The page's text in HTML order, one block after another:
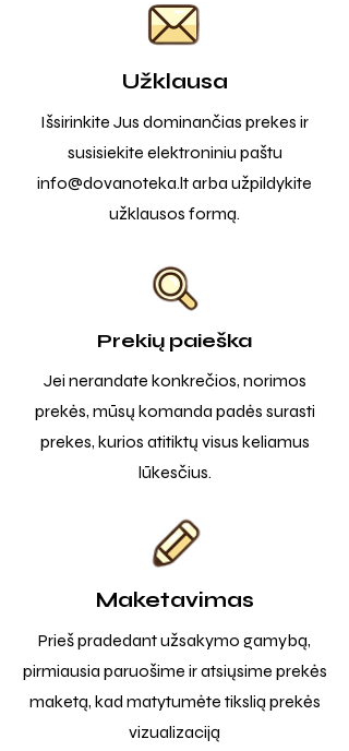
Užklausa
Išsirinkite Jus dominančias prekes ir
susisiekite elektroniniu paštu
info@dovanoteka.ltarba užpildykite
užklausos formą.
Prekių paieška
Jei nerandate konkrečios, norimos
prekės, mūsų komanda padės surasti
prekes, kurios atitiktų visus keliamus
lūkesčius.
Maketavimas
Prieš pradedant užsakymo gamybą,
pirmiausia paruošime ir atsiųsime prekės
maketą, kad matytumėte tikslią prekės
vizualizaciją